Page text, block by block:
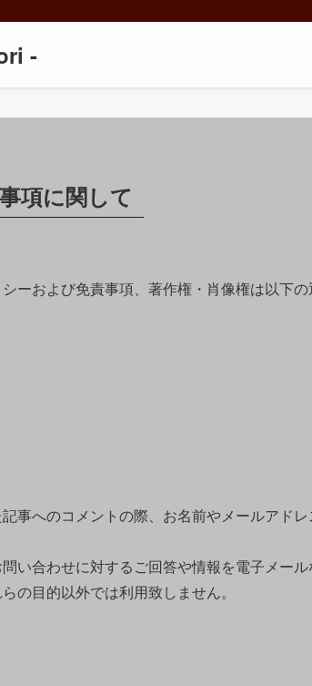
-
項に関して
ーおよび免責事項、著作権・肖像権は以下の
事へのコメントの際、お名前やメールアド
い合わせに対するご回答や情報を電子メー
の目的以外では利用致しません。